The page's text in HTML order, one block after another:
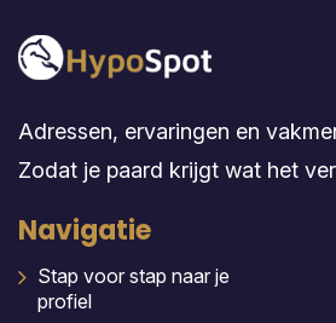
Adressen, ervaringen en
Zodat je paard krijgt wat het
Navigatie
Stap voor stap naar je
profiel